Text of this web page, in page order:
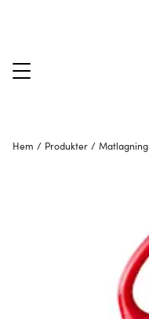
Hem / Produkter / Matlagning